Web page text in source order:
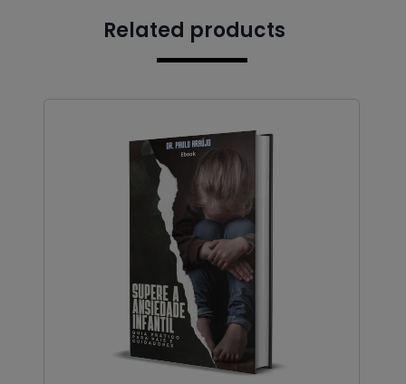
Related products